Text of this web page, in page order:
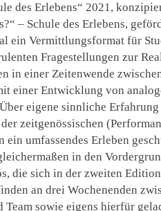
des Erlebens“ 2021,
– Schule des Erlebens,
ein Vermittlungsformat für
Fragestellungen zur
in einer Zeitenwende
einer Entwicklung von
eigene sinnliche
zeitgenössischen
ein umfassendes Erleben
in den
die sich in der zweiten
an drei Wochenenden
sowie eigens hierfür